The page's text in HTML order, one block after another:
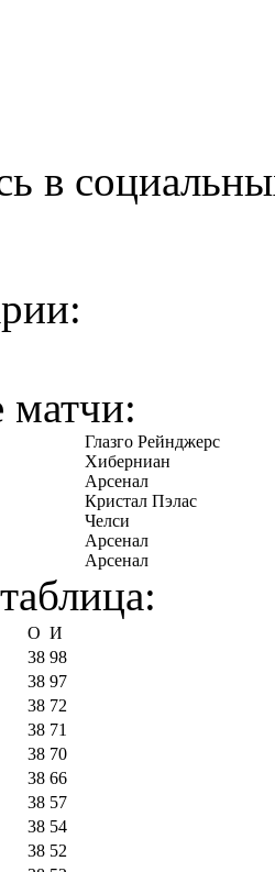
в
Глазго Рейнджерс
Хиберниан
Арсенал
Кристал Пэлас
Челси
Арсенал
Арсенал
О И
38 98
38 97
38 72
38 71
38 70
38 66
38 57
38 54
38 52